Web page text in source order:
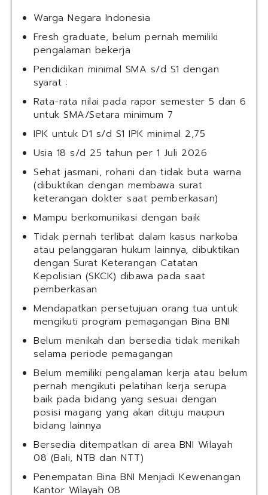
Warga Negara Indonesia
Fresh graduate, belum pernah memiliki
pengalaman bekerja
Pendidikan minimal SMA s/d S1 dengan
syarat :
Rata-rata nilai pada rapor semester 5 dan 6
untuk SMA/Setara minimum 7
IPK untuk D1 s/d S1 IPK minimal 2,75
Usia 18 s/d 25 tahun per 1 Juli 2026
Sehat jasmani, rohani dan tidak buta warna
(dibuktikan dengan membawa surat
keterangan dokter saat pemberkasan)
Mampu berkomunikasi dengan baik
Tidak pernah terlibat dalam kasus narkoba
atau pelanggaran hukum lainnya, dibuktikan
dengan Surat Keterangan Catatan
Kepolisian (SKCK) dibawa pada saat
pemberkasan
Mendapatkan persetujuan orang tua untuk
mengikuti program pemagangan Bina BNI
Belum menikah dan bersedia tidak menikah
selama periode pemagangan
Belum memiliki pengalaman kerja atau belum
pernah mengikuti pelatihan kerja serupa
baik pada bidang yang sesuai dengan
posisi magang yang akan dituju maupun
bidang lainnya
Bersedia ditempatkan di area BNI Wilayah
08 (Bali, NTB dan NTT)
Penempatan Bina BNI Menjadi Kewenangan
Kantor Wilayah 08